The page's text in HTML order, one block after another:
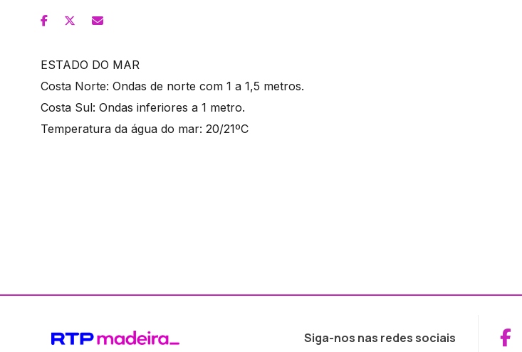
ESTADO DO MAR
Costa Norte: Ondas de norte com 1 a 1,5 metros.
Costa Sul: Ondas inferiores a 1 metro.
Temperatura da água do mar: 20/21ºC
Siga-nos nas redes sociais